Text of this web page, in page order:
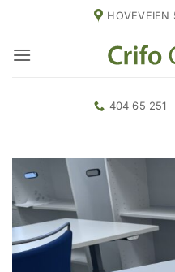
content
404 65 251